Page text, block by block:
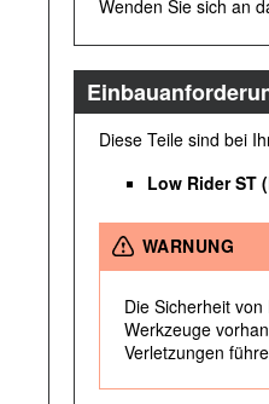
Wenden Sie sich an
Diese Teile sind bei
Low Rider ST
WARNUNG
Die Sicherheit
Werkzeuge
Verletzungen